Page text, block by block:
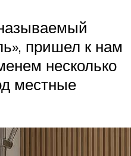
пришел к нам
несколько
местные